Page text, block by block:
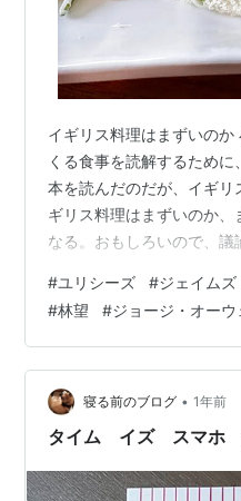
イギリス料理はまずいの
くる食事を読解するため
本を読んだのだが、イギリ
ギリス料理はまずいのか
なる。おもしろいので、
年） 作家、エッセイスト
はおいしい』は、イギリス
においしいかについて一
い。冒頭で林氏はイギリ
る。 イギリスの食事が、
であって、さすがイギリ
#ユリシーズ #ジェイムズ
#林望 #ジョージ・オーウ
寝る前のブログ • 1年前
タイム イズ スマホ